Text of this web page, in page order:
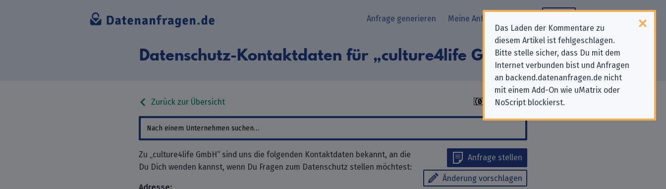
Das Laden der Kommentare zu
diesem Artikel ist fehlgeschlagen.
Bitte stelle sicher, dass Du mit dem
Internet verbunden bist und Anfragen
an backend.datenanfragen.de nicht
mit einem Add-On wie uMatrix oder
NoScript blockierst.
Anfrage generieren Meine Anfragen
Datenschutz-Kontaktdaten für „culture4life GmbH“
Zurück zur Übersicht
Anfrage stellen
Änderung vorschlagen
Zu „culture4life GmbH“ sind uns die folgenden Kontaktdaten bekannt, an die
Du Dich wenden kannst, wenn Du Fragen zum Datenschutz stellen möchtest: